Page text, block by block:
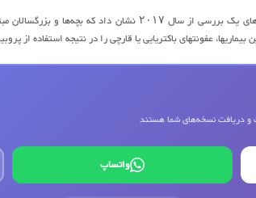
اگر چه استفاده از پروبیوتیکها، عمدتا بی خطر است اما
عفونتهای باکتریایی یا قارچی را در نتیجه استفاده از
واتساپ